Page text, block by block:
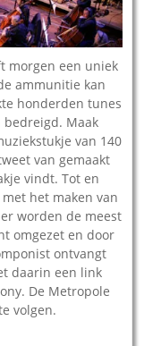
morgen een uniek
ammunitie kan
honderden tunes
Maak
van 140
van gemaakt
vindt. Tot en
het maken van
worden de meest
omgezet en door
ontvangt
daarin een link
De Metropole
volgen.